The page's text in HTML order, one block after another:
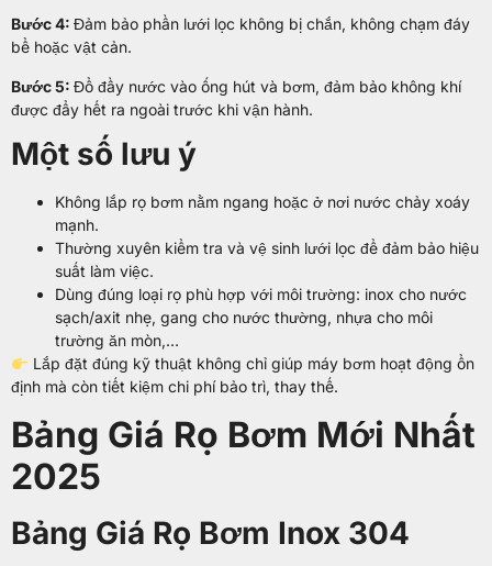
Bước 4: Đảm bảo phần lưới lọc không bị chắn, không chạm đáy
bể hoặc vật cản.
Bước 5: Đổ đầy nước vào ống hút và bơm, đảm bảo không khí
được đẩy hết ra ngoài trước khi vận hành.
Một số lưu ý
Không lắp rọ bơm nằm ngang hoặc ở nơi nước chảy xoáy
mạnh.
Thường xuyên kiểm tra và vệ sinh lưới lọc để đảm bảo hiệu
suất làm việc.
Dùng đúng loại rọ phù hợp với môi trường: inox cho nước
sạch/axit nhẹ, gang cho nước thường, nhựa cho môi
trường ăn mòn,…
Lắp đặt đúng kỹ thuật không chỉ giúp máy bơm hoạt động ổn
định mà còn tiết kiệm chi phí bảo trì, thay thế.
Bảng Giá Rọ Bơm Mới Nhất
2025
Bảng Giá Rọ Bơm Inox 304